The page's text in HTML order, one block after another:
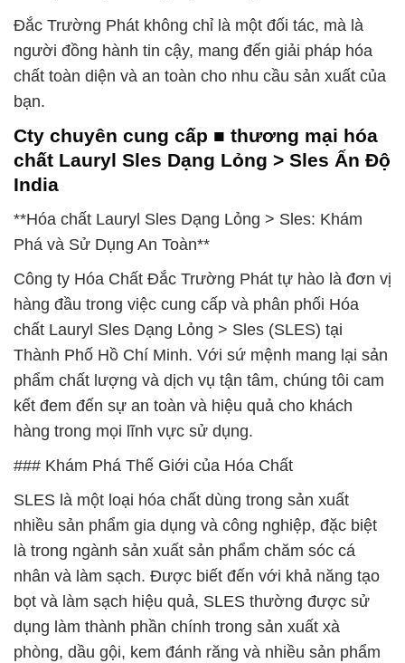
Đắc Trường Phát không chỉ là một đối tác, mà là
người đồng hành tin cậy, mang đến giải pháp hóa
chất toàn diện và an toàn cho nhu cầu sản xuất của
bạn.
Cty chuyên cung cấp ■ thương mại hóa
chất Lauryl Sles Dạng Lỏng > Sles Ấn Độ
India
**Hóa chất Lauryl Sles Dạng Lỏng > Sles: Khám
Phá và Sử Dụng An Toàn**
Công ty Hóa Chất Đắc Trường Phát tự hào là đơn vị
hàng đầu trong việc cung cấp và phân phối Hóa
chất Lauryl Sles Dạng Lỏng > Sles (SLES) tại
Thành Phố Hồ Chí Minh. Với sứ mệnh mang lại sản
phẩm chất lượng và dịch vụ tận tâm, chúng tôi cam
kết đem đến sự an toàn và hiệu quả cho khách
hàng trong mọi lĩnh vực sử dụng.
### Khám Phá Thế Giới của Hóa Chất
SLES là một loại hóa chất dùng trong sản xuất
nhiều sản phẩm gia dụng và công nghiệp, đặc biệt
là trong ngành sản xuất sản phẩm chăm sóc cá
nhân và làm sạch. Được biết đến với khả năng tạo
bọt và làm sạch hiệu quả, SLES thường được sử
dụng làm thành phần chính trong sản xuất xà
phòng, dầu gội, kem đánh răng và nhiều sản phẩm